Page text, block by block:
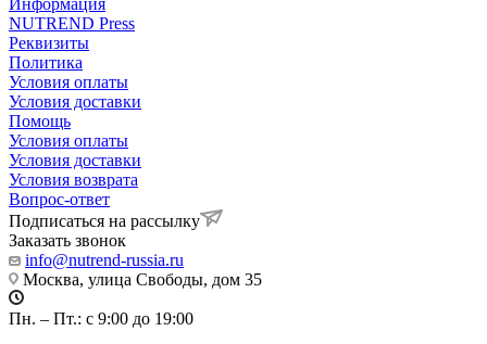
NUTREND Press
Реквизиты
Политика
Условия оплаты
Условия доставки
Помощь
Условия оплаты
Условия доставки
Условия возврата
Вопрос-ответ
Подписаться на рассылку
Заказать звонок
info@nutrend-russia.ru
Москва, улица Свободы, дом 35
Пн. – Пт.: с 9:00 до 19:00